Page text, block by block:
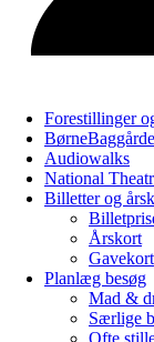
Forestillinger
Audiowalks
National
Billetter og
Årskort
Gavekort
Planlæg besøg
Mad &
Særlige